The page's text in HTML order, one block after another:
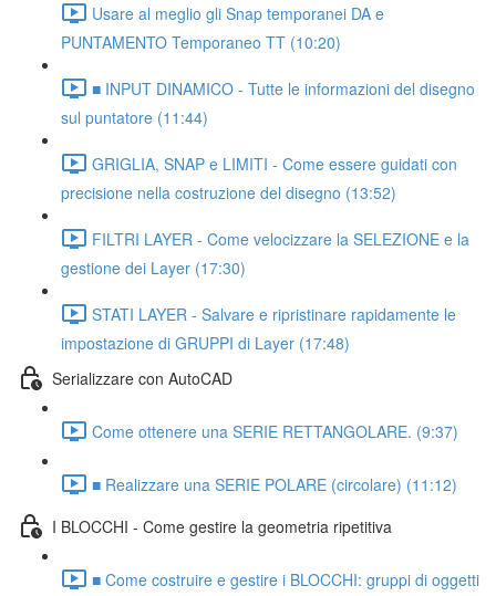
Usare al meglio gli Snap temporanei DA e
PUNTAMENTO Temporaneo TT (10:20)
■ INPUT DINAMICO - Tutte le informazioni del disegno
sul puntatore (11:44)
GRIGLIA, SNAP e LIMITI - Come essere guidati con
precisione nella costruzione del disegno (13:52)
FILTRI LAYER - Come velocizzare la SELEZIONE e la
gestione dei Layer (17:30)
STATI LAYER - Salvare e ripristinare rapidamente le
impostazione di GRUPPI di Layer (17:48)
Serializzare con AutoCAD
Come ottenere una SERIE RETTANGOLARE. (9:37)
■ Realizzare una SERIE POLARE (circolare) (11:12)
I BLOCCHI - Come gestire la geometria ripetitiva
■ Come costruire e gestire i BLOCCHI: gruppi di oggetti